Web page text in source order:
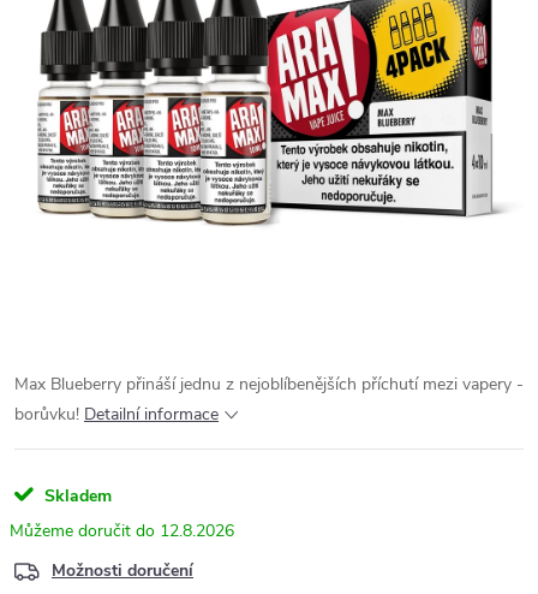
Max Blueberry přináší jednu z nejoblíbenějších příchutí mezi vapery -
borůvku! Detailní informace
Skladem
12.8.2026
Možnosti doručení